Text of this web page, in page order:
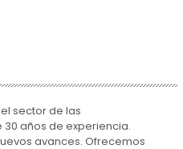
sector de las
años de experiencia.
avances. Ofrecemos